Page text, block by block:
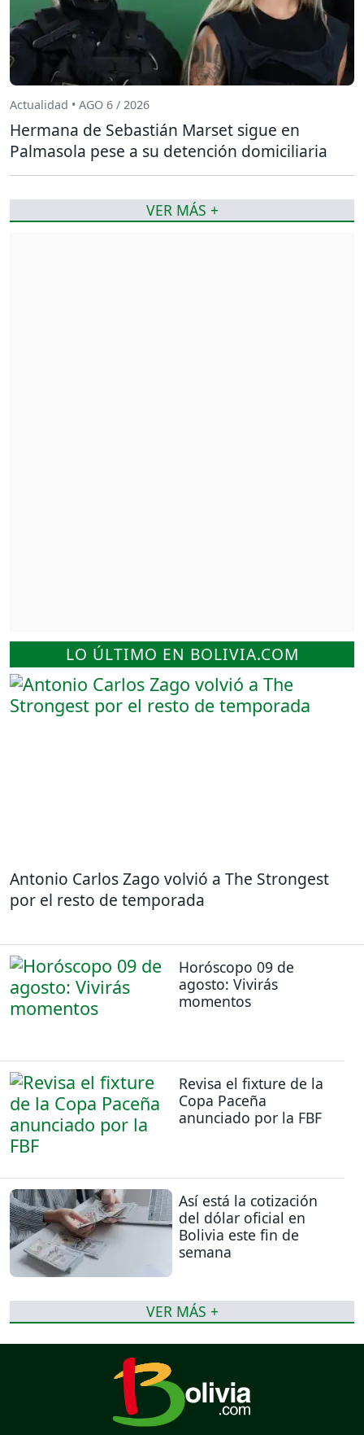
LO ÚLTIMO EN BOLIVIA.COM
Antonio Carlos Zago volvió a The Strongest
por el resto de temporada
Horóscopo 09 de
agosto: Vivirás
momentos
Revisa el fixture de la
Copa Paceña
anunciado por la FBF
Así está la cotización
del dólar oficial en
Bolivia este fin de
semana
VER MÁS +
Actualidad • AGO 6 / 2026
Hermana de Sebastián Marset sigue en
Palmasola pese a su detención domiciliaria
VER MÁS +